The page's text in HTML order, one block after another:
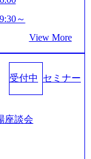
卒でベイカレン
に参画 - 梶田
ア・エンタメ業
事業立案を得意と
。金融業界を中
変革、規制対応等
善仁氏：19卒Pw
) 戦略だけの
articl
自己裁量に委
率的に働くこと
日制 2025年度の
入社日に付与さ
度に繰り越すこと
可能日数は異な
連続5日のリフレ
看護、介護など
時の3月31日まで
外の選択肢も尊
込むスキームの
、領域にこだわら
ャリアの挑戦が
バーであり、経
、M&Aや財務アド
リアを発展させ
内訳としては個
丁寧なOJTを欠か
～
View More
受付中 セミナー
座談会